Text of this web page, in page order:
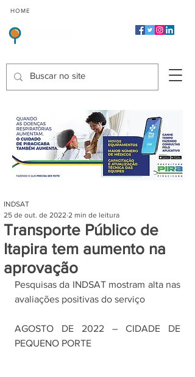
HOME
Transporte Público de
Itapira tem aumento na
aprovação
INDSAT
25 de out. de 2022 2 min de leitura
Pesquisas da INDSAT mostram alta nas
avaliações positivas do serviço
AGOSTO DE 2022 – CIDADE DE
PEQUENO PORTE